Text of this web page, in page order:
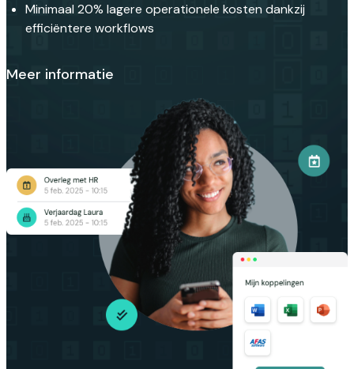
Minimaal 20% lagere operationele kosten dankzij
efficiëntere workflows
Meer informatie